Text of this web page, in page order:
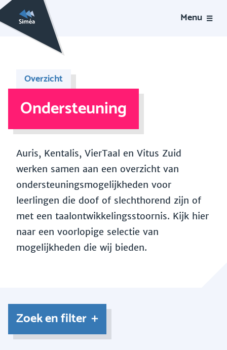
Menu
Overzicht
Ondersteuning
Auris, Kentalis, VierTaal en Vitus Zuid
werken samen aan een overzicht van
ondersteuningsmogelijkheden voor
leerlingen die doof of slechthorend zijn of
met een taalontwikkelingsstoornis. Kijk hier
naar een voorlopige selectie van
mogelijkheden die wij bieden.
Zoek en filter